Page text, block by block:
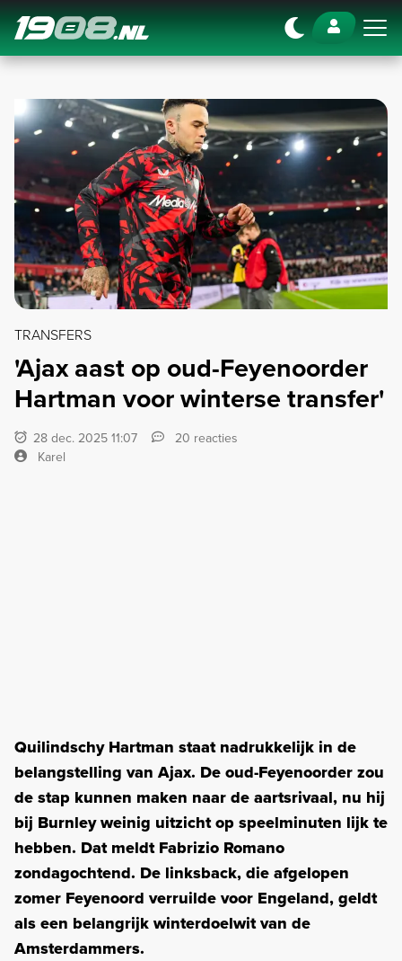
Navigation
TRANSFERS
'Ajax aast op oud-Feyenoorder
Hartman voor winterse transfer'
28 dec. 2025 11:07
20 reacties
Karel
Quilindschy Hartman staat nadrukkelijk in de
belangstelling van Ajax. De oud-Feyenoorder zou
de stap kunnen maken naar de aartsrivaal, nu hij
bij Burnley weinig uitzicht op speelminuten lijk te
hebben. Dat meldt Fabrizio Romano
zondagochtend. De linksback, die afgelopen
zomer Feyenoord verruilde voor Engeland, geldt
als een belangrijk winterdoelwit van de
Amsterdammers.